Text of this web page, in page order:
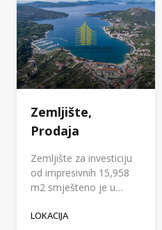
Zemljište,
Prodaja
Zemljište za investiciju
od impresivnih 15,958
m2 smješteno je u…
LOKACIJA